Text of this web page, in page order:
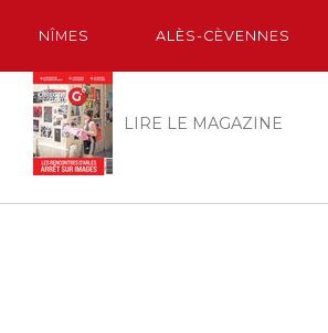
NÎMES ALÈS-CÈVENNES
LIRE LE MAGAZINE